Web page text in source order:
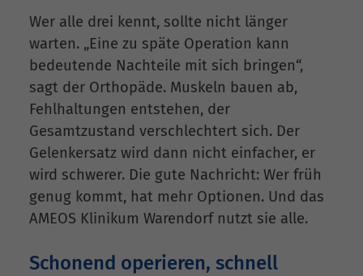
Wer alle drei kennt, sollte nicht länger
warten. „Eine zu späte Operation kann
bedeutende Nachteile mit sich bringen“,
sagt der Orthopäde. Muskeln bauen ab,
Fehlhaltungen entstehen, der
Gesamtzustand verschlechtert sich. Der
Gelenkersatz wird dann nicht einfacher, er
wird schwerer. Die gute Nachricht: Wer früh
genug kommt, hat mehr Optionen. Und das
AMEOS Klinikum Warendorf nutzt sie alle.
Schonend operieren, schnell